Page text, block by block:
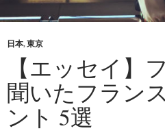
日本,東京
【エッセイ】
聞いたフラン
ント 5選